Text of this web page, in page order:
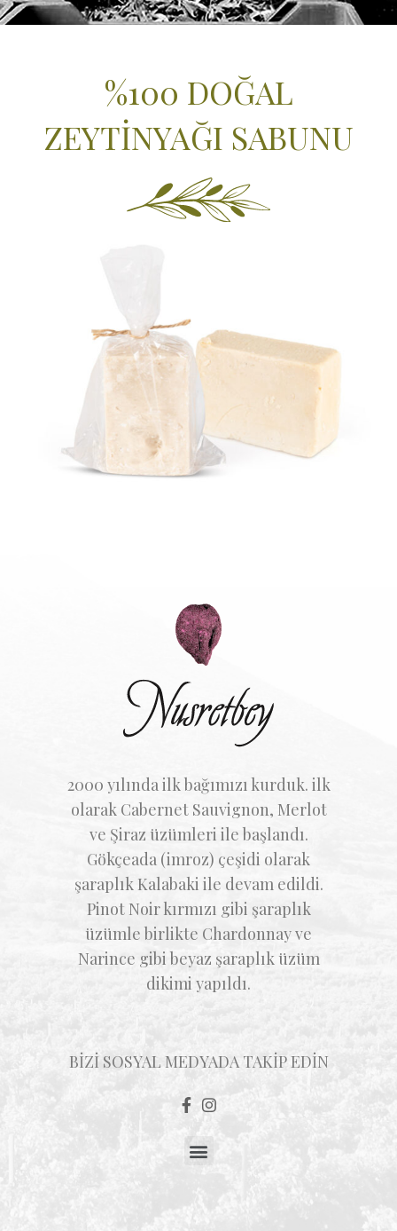
%100 DOĞAL
ZEYTİNYAĞI SABUNU
2000 yılında ilk bağımızı kurduk. ilk
olarak Cabernet Sauvignon, Merlot
ve Şiraz üzümleri ile başlandı.
Gökçeada (imroz) çeşidi olarak
şaraplık Kalabaki ile devam edildi.
Pinot Noir kırmızı gibi şaraplık
üzümle birlikte Chardonnay ve
Narince gibi beyaz şaraplık üzüm
dikimi yapıldı.
BİZİ SOSYAL MEDYADA TAKİP EDİN